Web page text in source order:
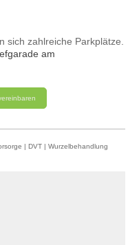
sich zahlreiche Parkplätze.
am
| DVT | Wurzelbehandlung